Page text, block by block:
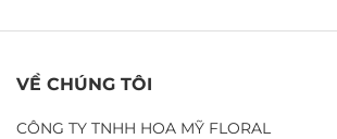
VỀ CHÚNG TÔI
CÔNG TY TNHH HOA MỸ FLORAL